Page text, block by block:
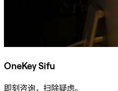
OneKey Sifu
即刻咨询，扫除疑虑。